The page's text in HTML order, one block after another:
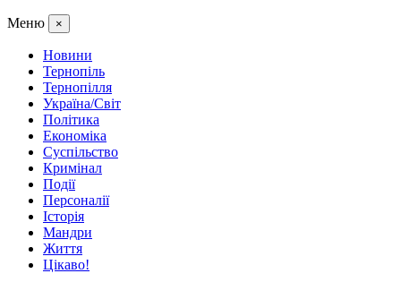
Меню ×
Новини
Тернопіль
Тернопілля
Україна/Світ
Політика
Економіка
Суспільство
Кримінал
Події
Персоналії
Історія
Мандри
Життя
Цікаво!